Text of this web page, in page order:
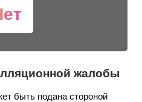
жалобы
быть подана стороной